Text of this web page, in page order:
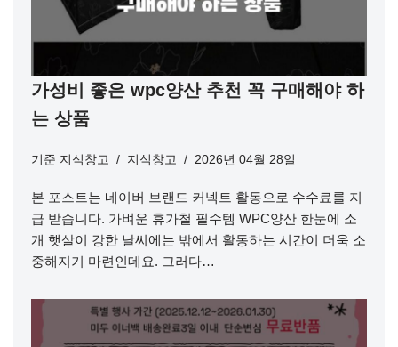
가성비 좋은 wpc양산 추천 꼭 구매해야 하
는 상품
기준 지식창고 지식창고 2026년 04월 28일
본 포스트는 네이버 브랜드 커넥트 활동으로 수수료를 지
급 받습니다. 가벼운 휴가철 필수템 WPC양산 한눈에 소
개 햇살이 강한 날씨에는 밖에서 활동하는 시간이 더욱 소
중해지기 마련인데요. 그러다…